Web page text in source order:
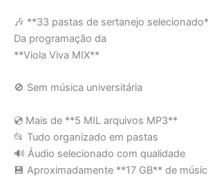
🎶 **33 pastas de sertanejo
Da programação da
**Viola Viva MIX**
🚫 Sem música universitária
💿 Mais de **5 MIL arquivos MP3**
📂 Tudo organizado em pastas
🔊 Áudio selecionado com qualidade
💾 Aproximadamente **17 GB** de